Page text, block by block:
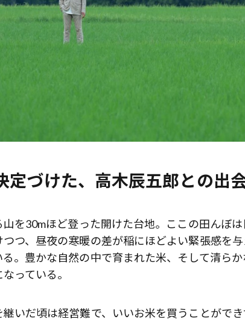
定づけた、高木辰五郎との出
を30mほど登った開けた台地。ここの田んぼ
つ、昼夜の寒暖の差が稲にほどよい緊張感を
。豊かな自然の中で育まれた米、そして清ら
っている。
継いだ頃は経営難で、いいお米を買うことがで